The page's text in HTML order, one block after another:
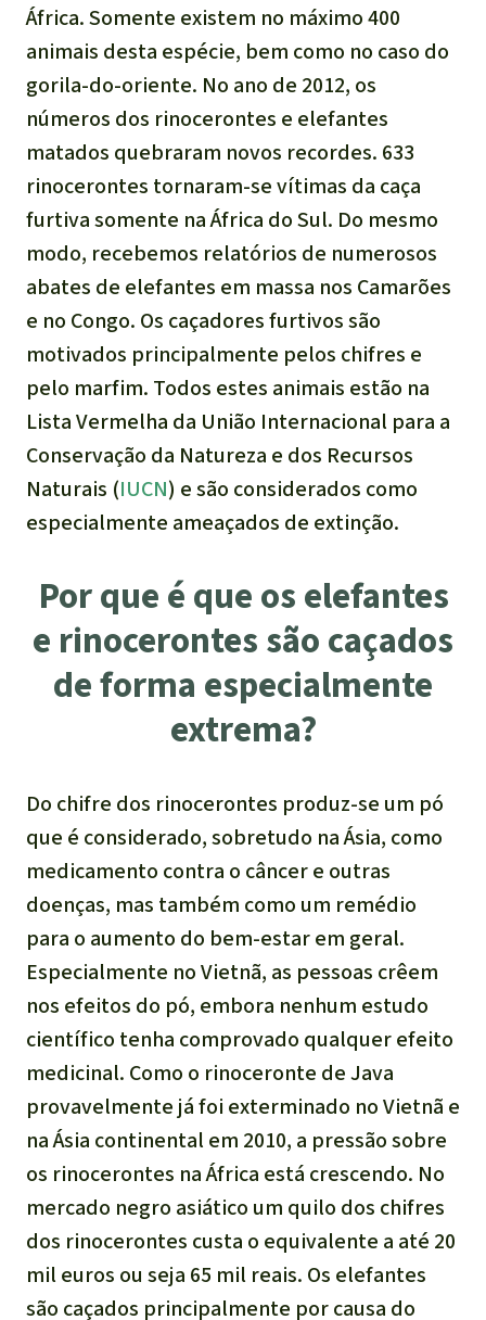
África. Somente existem no máximo 400
animais desta espécie, bem como no caso do
gorila-do-oriente. No ano de 2012, os
números dos rinocerontes e elefantes
matados quebraram novos recordes. 633
rinocerontes tornaram-se vítimas da caça
furtiva somente na África do Sul. Do mesmo
modo, recebemos relatórios de numerosos
abates de elefantes em massa nos Camarões
e no Congo. Os caçadores furtivos são
motivados principalmente pelos chifres e
pelo marfim. Todos estes animais estão na
Lista Vermelha da União Internacional para a
Conservação da Natureza e dos Recursos
Naturais (IUCN) e são considerados como
especialmente ameaçados de extinção.
Por que é que os elefantes
e rinocerontes são caçados
de forma especialmente
extrema?
Do chifre dos rinocerontes produz-se um pó
que é considerado, sobretudo na Ásia, como
medicamento contra o câncer e outras
doenças, mas também como um remédio
para o aumento do bem-estar em geral.
Especialmente no Vietnã, as pessoas crêem
nos efeitos do pó, embora nenhum estudo
científico tenha comprovado qualquer efeito
medicinal. Como o rinoceronte de Java
provavelmente já foi exterminado no Vietnã e
na Ásia continental em 2010, a pressão sobre
os rinocerontes na África está crescendo. No
mercado negro asiático um quilo dos chifres
dos rinocerontes custa o equivalente a até 20
mil euros ou seja 65 mil reais. Os elefantes
são caçados principalmente por causa do